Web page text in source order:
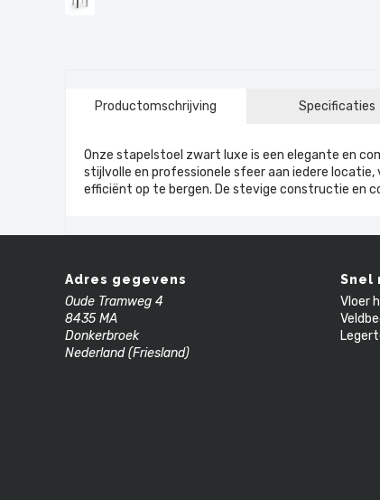
Productomschrijving Specificaties
Onze stapelstoel zwart luxe is een elegante en
stijlvolle en professionele sfeer aan iedere
efficiënt op te bergen. De stevige constructie en
Adres gegevens
Oude Tramweg 4
8435 MA
Donkerbroek
Nederland (Friesland)
Snel
Vloer